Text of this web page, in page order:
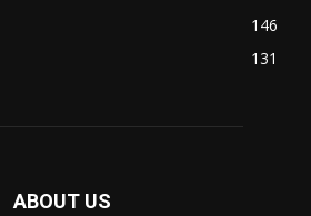
146
131
ABOUT US